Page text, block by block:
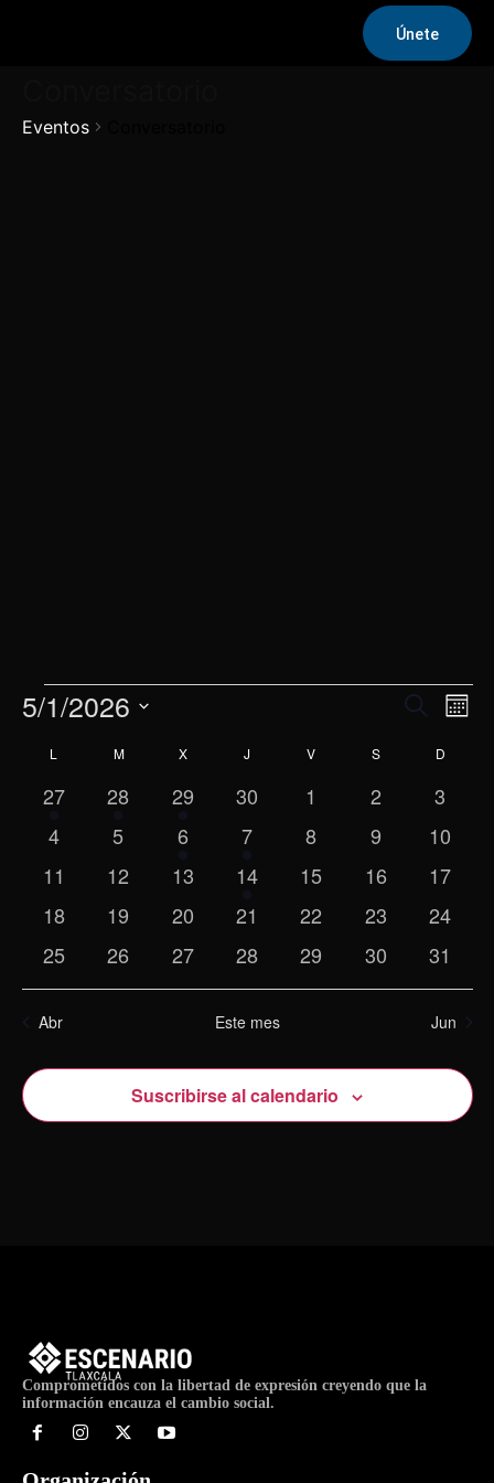
Únete
Eventos
Eventos
vistas
de
Buscar
Mes
5/1/2026
Calendario
de
Eventos
L MMARTESXMIÉRCOLES
J V VIERNESSSÁBADO D
1
evento
27
1
evento
28
1
evento
29
0
eventos
30
0
eventos
1
0
eventos
2
0
3
0
eventos
4
0
eventos
5
1
evento
6
1
evento
7
0
eventos
8
0
eventos
9
0
10
0
eventos
11
0
eventos
12
0
eventos
13
1
evento
14
0
eventos
15
0
eventos
16
0
17
0
eventos
18
0
eventos
19
0
eventos
20
0
eventos
21
0
eventos
22
0
eventos
23
0
24
0
eventos
25
0
eventos
26
0
eventos
27
0
eventos
28
0
eventos
29
0
eventos
30
0
31
Abr Este mes Jun
Suscribirse al calendario
Comprometidos con la libertad de expresión creyendo que la
información encauza el cambio social.